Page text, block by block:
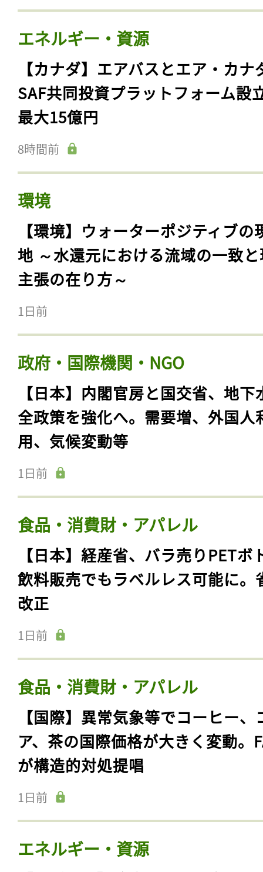
エネルギー・資源
【カナダ】エアバスとエア・カナ
SAF共同投資プラットフォーム設
最大15億円
8時間前
環境
【環境】ウォーターポジティブの
地 ～水還元における流域の一致
主張の在り方～
1日前
政府・国際機関・NGO
【日本】内閣官房と国交省、地下
全政策を強化へ。需要増、外国人
用、気候変動等
1日前
食品・消費財・アパレル
【日本】経産省、バラ売りPETボ
飲料販売でもラベルレス可能に。
改正
1日前
食品・消費財・アパレル
【国際】異常気象等でコーヒー、
ア、茶の国際価格が大きく変動。
が構造的対処提唱
1日前
エネルギー・資源